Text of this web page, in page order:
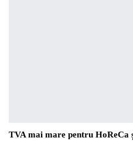
TVA mai mare pentru HoReCa